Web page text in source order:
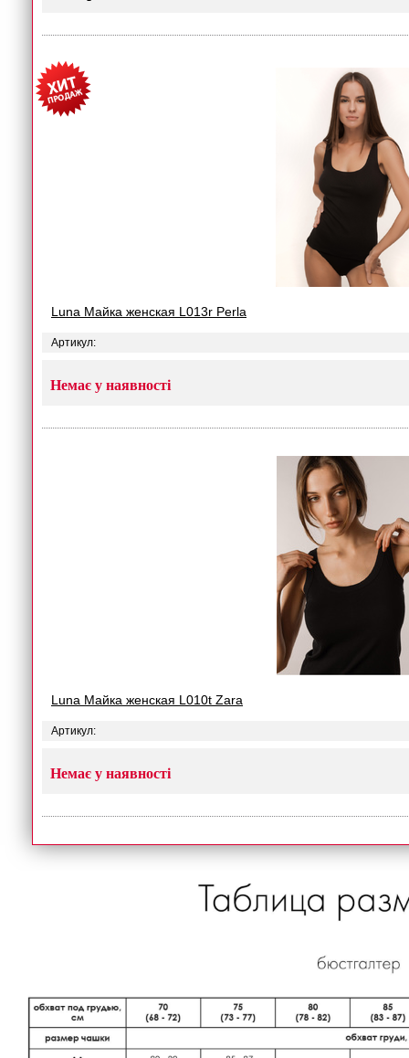
Luna Майка женская L013r Perla
Артикул:
Немає у наявності
Luna Майка женская L010t Zara
Артикул:
Немає у наявності